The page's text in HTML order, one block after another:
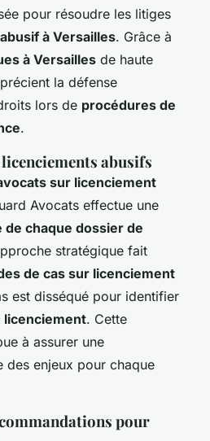
pour résoudre les litiges
à Versailles. Grâce à
à Versailles de haute
la défense
lors de procédures de
.
licenciements abusifs
sur licenciement
Avocats effectue une
chaque dossier de
stratégique fait
de cas sur licenciement
est disséqué pour identifier
licenciement. Cette
à assurer une
des enjeux pour chaque
pour